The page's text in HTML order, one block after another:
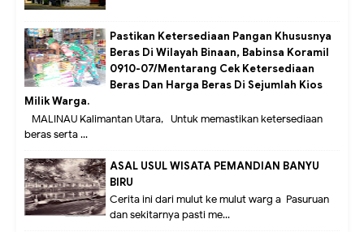
Pastikan Ketersediaan Pangan Khususnya
Beras Di Wilayah Binaan, Babinsa Koramil
0910-07/Mentarang Cek Ketersediaan
Beras Dan Harga Beras Di Sejumlah Kios
Milik Warga.
MALINAU Kalimantan Utara,- Untuk memastikan ketersediaan
beras serta ...
ASAL USUL WISATA PEMANDIAN BANYU
BIRU
Cerita ini dari mulut ke mulut warg a Pasuruan
dan sekitarnya pasti me...